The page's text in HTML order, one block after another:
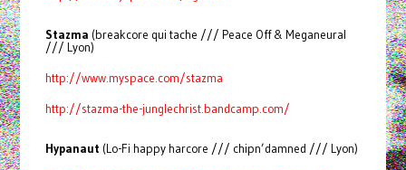
Stazma (breakcore qui tache /// Peace Off & Meganeural
/// Lyon)
http://www.myspace.com/stazma
http://stazma-the-junglechrist.bandcamp.com/
Hypanaut (Lo-Fi happy harcore /// chipn’damned /// Lyon)